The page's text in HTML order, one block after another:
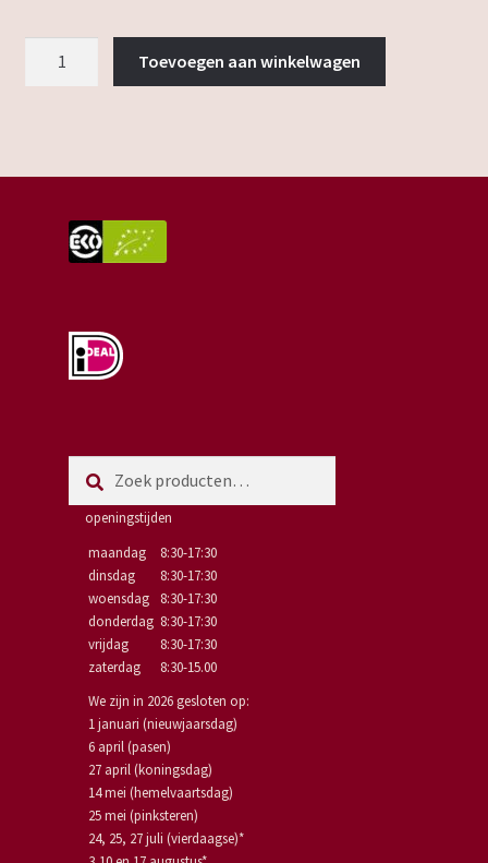
Toevoegen aan winkelwagen
naar:
openingstijden
maandag
8:30-17:30
dinsdag
8:30-17:30
woensdag
8:30-17:30
donderdag 8:30-17:30
vrijdag
8:30-17:30
zaterdag
8:30-15.00
We zijn in 2026 gesloten op:
1 januari (nieuwjaarsdag)
6 april (pasen)
27 april (koningsdag)
14 mei (hemelvaartsdag)
25 mei (pinksteren)
24, 25, 27 juli (vierdaagse)*